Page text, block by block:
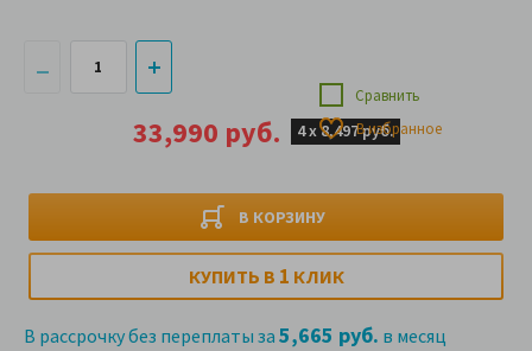
33,990 руб. 4 х8,497 руб.
В КОРЗИНУ
Сравнить
В избранное
КУПИТЬ В 1 КЛИК
В рассрочку без переплаты за 5,665 руб. в месяц